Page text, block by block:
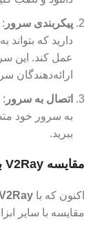
پیکربندی سرور
دارید که
عمل کند. این
ارائه‌دهندگان
اتصال به سرور :
به سرور خود
ببرید.
مقایسه V2Ray با سایر ابزارهای عبور از فیلترینگ
اکنون که با
مقایسه با سایر